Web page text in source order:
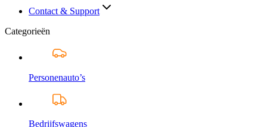
Contact & Support
Categorieën
Personenauto’s
Bedrijfswagens